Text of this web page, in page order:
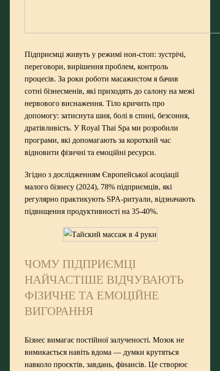
Підприємці живуть у режимі нон-стоп: зустрічі,
переговори, вирішення проблем, контроль
процесів. За роки роботи масажистом я бачив
сотні бізнесменів, які приходять до салону на межі
нервового виснаження. Тіло кричить про
допомогу: затиснута шия, болі в спині, безсоння,
дратівливість. У Royal Thai Spa ми розробили
програми, які допомагають за короткий час
відновити фізичні та емоційні ресурси.
Згідно з дослідженням Європейської асоціації
малого бізнесу (2024), 78% підприємців, які
регулярно практикують SPA-ритуали, відзначають
підвищення продуктивності на 35-40%.
ЧОМУ ПІДПРИЄМЦІ
НАЙЧАСТІШЕ ВІДЧУВАЮТЬ
ФІЗИЧНЕ ТА ЕМОЦІЙНЕ
ВИГОРАННЯ
Бізнес вимагає постійної залученості. Мозок не
вимикається навіть вдома — думки крутяться
навколо проєктів, завдань, фінансів. Це створює